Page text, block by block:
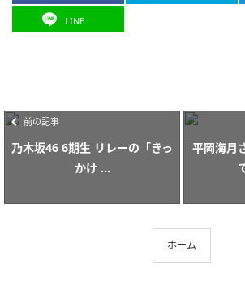
LINE
前の記事
乃木坂46 6期生 リレーの「きっ
かけ ...
平岡海月
ホーム